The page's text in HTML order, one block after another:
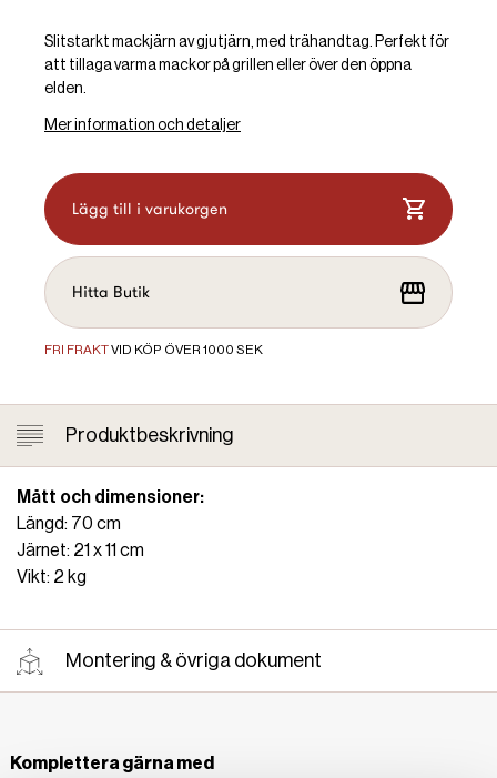
Slitstarkt mackjärn av gjutjärn, med trähandtag. Perfekt för
att tillaga varma mackor på grillen eller över den öppna
elden.
Mer information och detaljer
Lägg till i varukorgen
Hitta Butik
FRI FRAKTVID KÖP ÖVER 1000 SEK
Produktbeskrivning
Mått och dimensioner:
Längd: 70 cm
Järnet: 21 x 11 cm
Vikt: 2 kg
Montering & övriga dokument
Komplettera gärna med